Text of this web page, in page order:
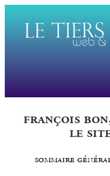
françois
le
sommaire